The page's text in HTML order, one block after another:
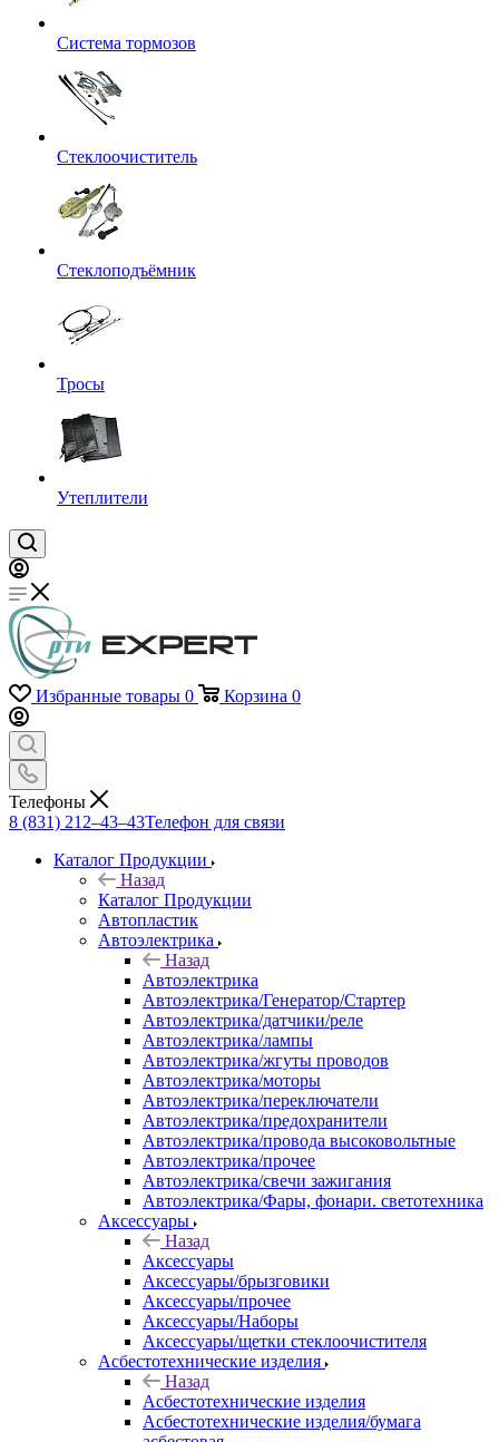
Система тормозов
Стеклоочиститель
Стеклоподъёмник
Тросы
Утеплители
Избранные товары 0 Корзина 0
Телефоны
8 (831) 212–43–43Телефон для связи
Каталог Продукции
Назад
Каталог Продукции
Автопластик
Автоэлектрика
Назад
Автоэлектрика
Автоэлектрика/Генератор/Стартер
Автоэлектрика/датчики/реле
Автоэлектрика/лампы
Автоэлектрика/жгуты проводов
Автоэлектрика/моторы
Автоэлектрика/переключатели
Автоэлектрика/предохранители
Автоэлектрика/провода высоковольтные
Автоэлектрика/прочее
Автоэлектрика/свечи зажигания
Автоэлектрика/Фары, фонари. светотехника
Аксессуары
Назад
Аксессуары
Аксессуары/брызговики
Аксессуары/прочее
Аксессуары/Наборы
Аксессуары/щетки стеклоочистителя
Асбестотехнические изделия
Назад
Асбестотехнические изделия
Асбестотехнические изделия/бумага